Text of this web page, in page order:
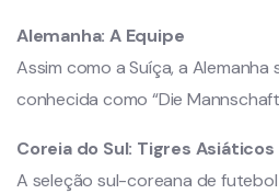
Alemanha: A Equipe
Assim como a Suíça, a Alemanha
conhecida como “Die
Coreia do Sul: Tigres Asiáticos
A seleção sul-coreana de